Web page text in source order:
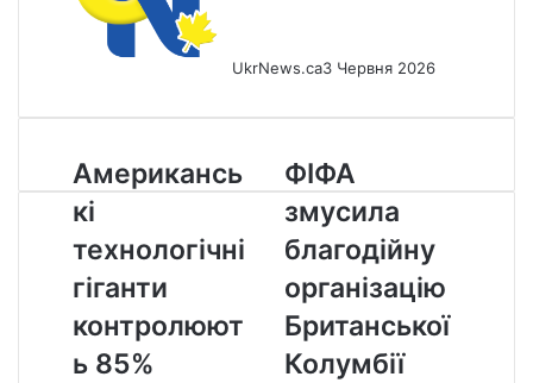
UkrNews.ca3 Червня 2026
Американські
технологічні
гіганти
контролюють
85%
хмарного
Канади
Американсь
кі
технологічні
гіганти
контролюют
ь 85%
ФІФА
змусила
благодійну
організацію
Британської
Колумбії
скасувати
розіграш
квитків
ФІФА
змусила
благодійну
організацію
Британської
Колумбії